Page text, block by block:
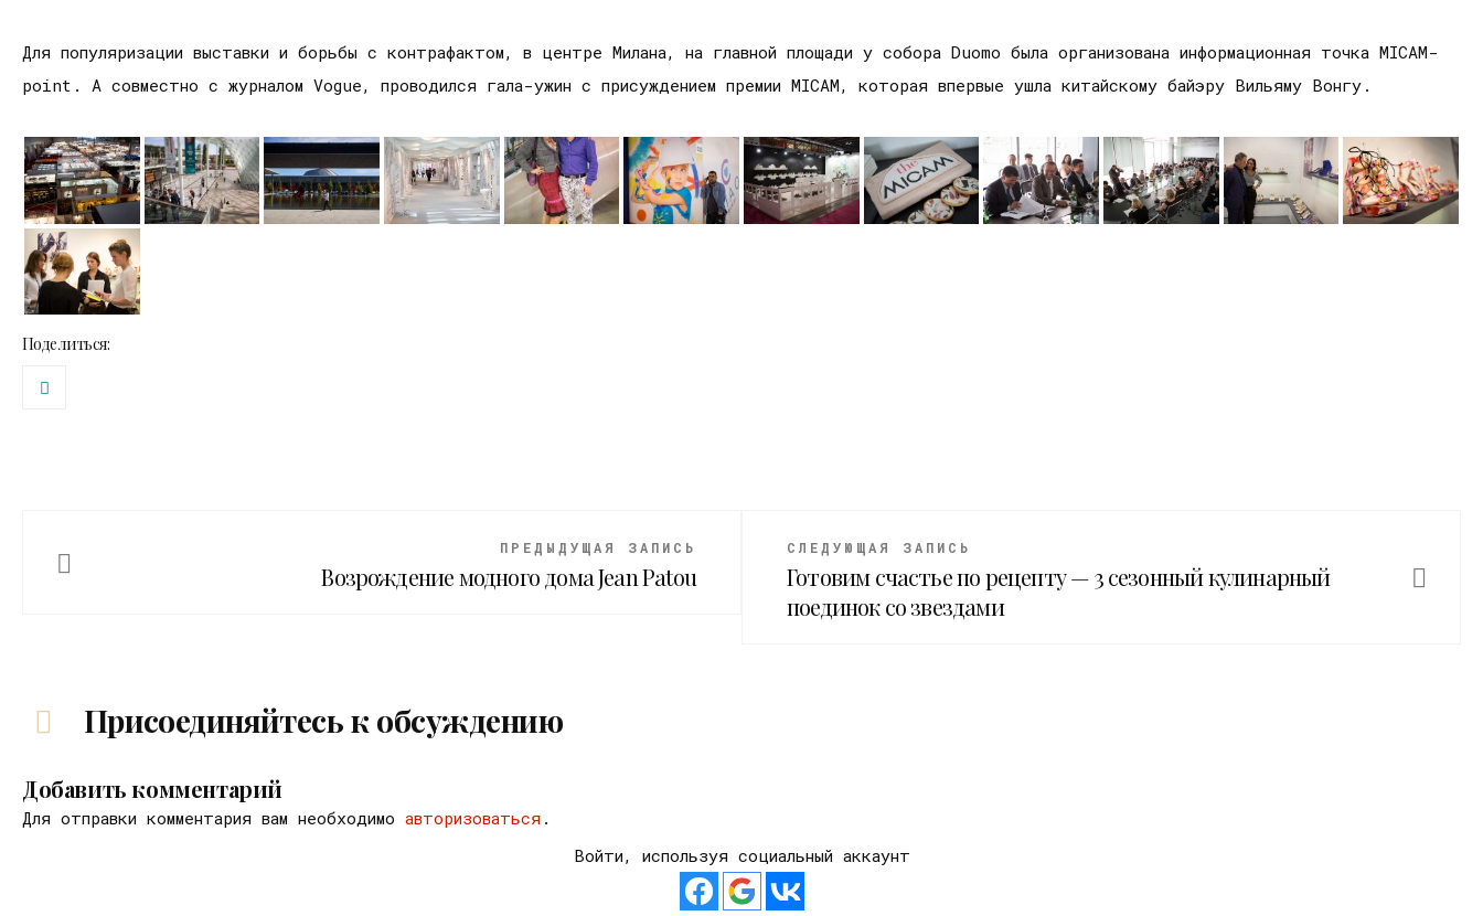
Для популяризации выставки и борьбы с контрафактом, в центре Милана, на главной площади у собора Duomo была организована информационная точка MICAM-
point. А совместно с журналом Vogue, проводился гала-ужин с присуждением премии MICAM, которая впервые ушла китайскому байэру Вильяму Вонгу.
Поделиться:
ПРЕДЫДУЩАЯ ЗАПИСЬ
Возрождение модного дома Jean Patou
СЛЕДУЮЩАЯ ЗАПИСЬ
Готовим счастье по рецепту — 3 сезонный кулинарный
поединок со звездами
Присоединяйтесь к обсуждению
Добавить комментарий
Для отправки комментария вам необходимо авторизоваться .
Войти, используя социальный аккаунт